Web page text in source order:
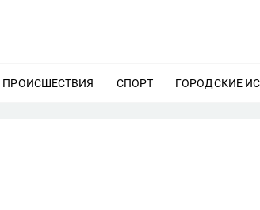
ЕЩЕ
ПРОИСШЕСТВИЯ ЕЩЕ
СПОРТ ЕЩЕ
ГОРОДСКИЕ